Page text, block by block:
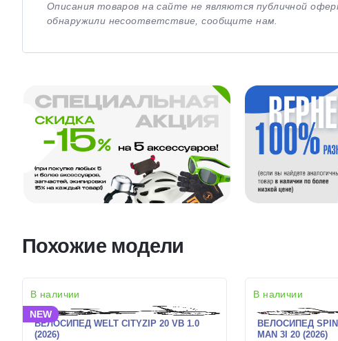
Описания товаров на сайте не являются публичной
обнаружили несоответствие, сообщите нам.
Похожие модели
В наличии
NEW
ВЕЛОСИПЕД WELT CITYZIP 20 VB 1.0
(2026)
В наличии
ВЕЛОСИПЕД
MAN 3I 20 (2026)